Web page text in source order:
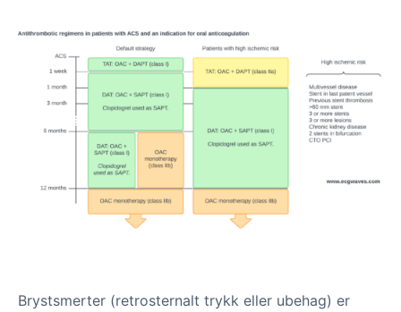
Brystsmerter (retrosternalt trykk eller ubehag) er